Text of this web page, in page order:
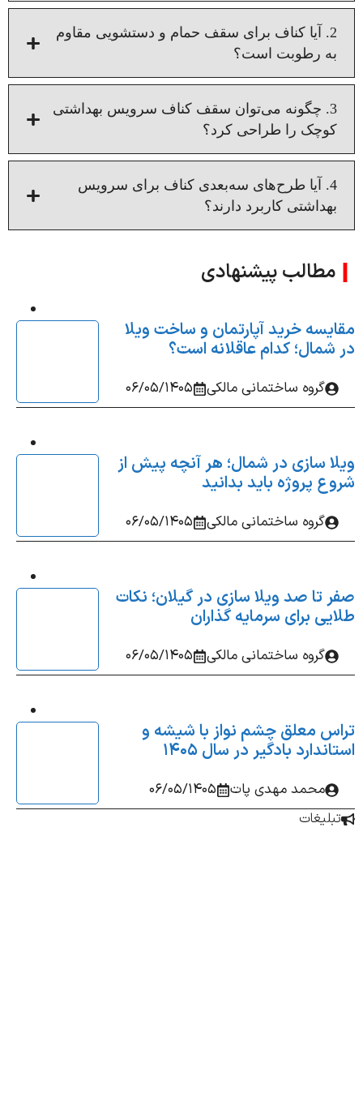
2. آیا کناف برای سقف حمام و دستشویی مقاوم
به رطوبت است؟
3. چگونه می‌توان سقف کناف سرویس بهداشتی
کوچک را طراحی کرد؟
4. آیا طرح‌های سه‌بعدی کناف برای سرویس
بهداشتی کاربرد دارند؟
مطالب پیشنهادی
خرید آپارتمان و ساخت ویلا
کدام عاقلانه‌ است؟
06/05/1405 گروه ساختمانی مالکی
سازی در شمال؛ هر آنچه پیش از
پروژه باید بدانید
06/05/1405 گروه ساختمانی مالکی
تا صد ویلا سازی در گیلان؛ نکات
برای سرمایه‌ گذاران
06/05/1405 گروه ساختمانی مالکی
معلق چشم‌ نواز با شیشه و
بادگیر در سال 1405
06/05/1405
محمد مهدی پات